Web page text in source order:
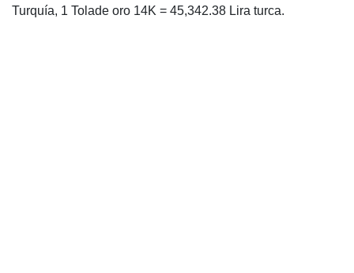
Turquía, 1 Tolade oro 14K = 45,342.38 Lira turca.